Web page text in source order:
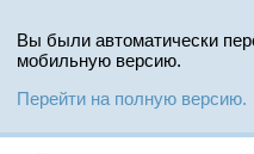
Вы были автоматически
мобильную версию.
Перейти на полную версию.